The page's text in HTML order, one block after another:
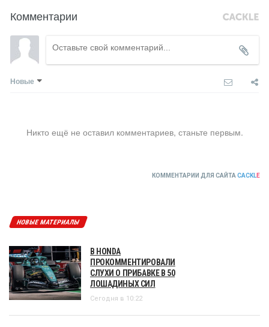
Комментарии
Новые
Никто ещё не оставил комментариев, станьте первым.
КОММЕНТАРИИ ДЛЯ САЙТА CACKLE
НОВЫЕ МАТЕРИАЛЫ
В HONDA
ПРОКОММЕНТИРОВАЛИ
СЛУХИ О ПРИБАВКЕ В 50
ЛОШАДИНЫХ СИЛ
Сегодня в 10:22